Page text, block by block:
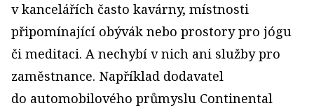
v kancelářích často kavárny, místnosti
připomínající obývák nebo prostory pro jógu
či meditaci. A nechybí v nich ani služby pro
zaměstnance. Například dodavatel
do automobilového průmyslu Continental